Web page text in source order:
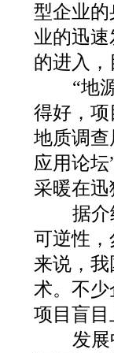
型企业
业的迅
的进入
“地
得好，
地质调
应用论
采暖在
据介
可逆性
来说，
术。不
项目盲目
发展